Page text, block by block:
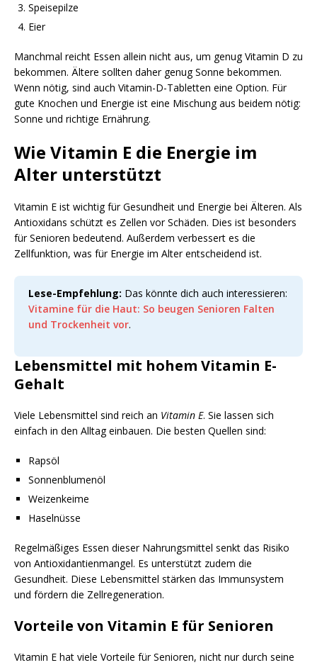
Speisepilze
Eier
Manchmal reicht Essen allein nicht aus, um genug Vitamin D zu
bekommen. Ältere sollten daher genug Sonne bekommen.
Wenn nötig, sind auch Vitamin-D-Tabletten eine Option. Für
gute Knochen und Energie ist eine Mischung aus beidem nötig:
Sonne und richtige Ernährung.
Wie Vitamin E die Energie im
Alter unterstützt
Vitamin E ist wichtig für Gesundheit und Energie bei Älteren. Als
Antioxidans schützt es Zellen vor Schäden. Dies ist besonders
für Senioren bedeutend. Außerdem verbessert es die
Zellfunktion, was für Energie im Alter entscheidend ist.
Lese-Empfehlung: Das könnte dich auch interessieren:
Vitamine für die Haut: So beugen Senioren Falten
und Trockenheit vor.
Lebensmittel mit hohem Vitamin E-
Gehalt
Viele Lebensmittel sind reich an Vitamin E. Sie lassen sich
einfach in den Alltag einbauen. Die besten Quellen sind:
Rapsöl
Sonnenblumenöl
Weizenkeime
Haselnüsse
Regelmäßiges Essen dieser Nahrungsmittel senkt das Risiko
von Antioxidantienmangel. Es unterstützt zudem die
Gesundheit. Diese Lebensmittel stärken das Immunsystem
und fördern die Zellregeneration.
Vorteile von Vitamin E für Senioren
Vitamin E hat viele Vorteile für Senioren, nicht nur durch seine